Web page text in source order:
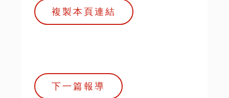
複製本頁連結
下一篇報導